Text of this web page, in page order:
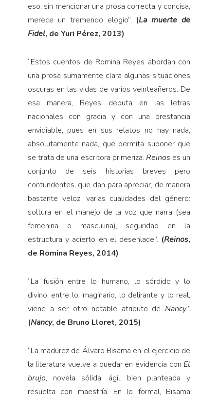
eso, sin mencionar una prosa correcta y concisa,
merece un tremendo elogio”. (La muerte de
Fidel, de Yuri Pérez, 2013)
“Estos cuentos de Romina Reyes abordan con
una prosa sumamente clara algunas situaciones
oscuras en las vidas de varios veinteañeros. De
esa manera, Reyes debuta en las letras
nacionales con gracia y con una prestancia
envidiable, pues en sus relatos no hay nada,
absolutamente nada, que permita suponer que
se trata de una escritora primeriza. Reinos es un
conjunto de seis historias breves pero
contundentes, que dan para apreciar, de manera
bastante veloz, varias cualidades del género:
soltura en el manejo de la voz que narra (sea
femenina o masculina), seguridad en la
estructura y acierto en el desenlace”. (Reinos,
de Romina Reyes, 2014)
“La fusión entre lo humano, lo sórdido y lo
divino, entre lo imaginario, lo delirante y lo real,
viene a ser otro notable atributo de Nancy”.
(Nancy, de Bruno Lloret, 2015)
“La madurez de Álvaro Bisama en el ejercicio de
la literatura vuelve a quedar en evidencia con El
brujo, novela sólida, ágil, bien planteada y
resuelta con maestría. En lo formal, Bisama